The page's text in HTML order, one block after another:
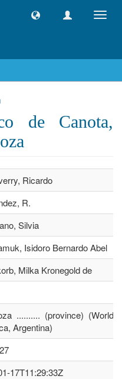
de Canota,
Ricardo
R.
Silvia
Isidoro Bernardo Abel
Milka Kronegold de
.......... (province) (World,
Argentina)
17T11:29:33Z